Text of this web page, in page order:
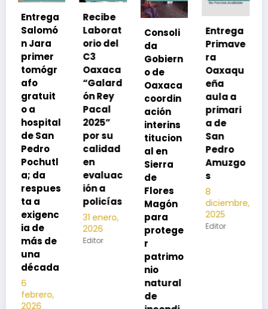
Recibe
Laborat
orio del
C3
Oaxaca
“Galard
ón Rey
Pacal
2025”
por su
calidad
en
evaluac
ión a
policías
31 enero,
2026
Editor
Consoli
da
Gobiern
o de
Oaxaca
coordin
ación
interins
titucion
al en
Sierra
de
Flores
Magón
para
protege
r
Entrega
Primave
ra
Oaxaqu
eña
aula a
primari
a de
San
Pedro
Amuzgo
s
8
diciembre,
2025
Editor
Exhorta
SSO a
vacuna
rse de
neumoc
oco
para
preveni
r la
neumon
ía
13
noviembre,
2025
Editor